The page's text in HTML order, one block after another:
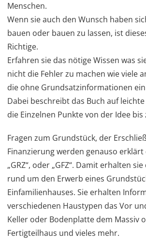
Menschen.
Wenn sie auch den Wunsch haben
bauen oder bauen zu lassen, ist
Richtige.
Erfahren sie das nötige Wissen was
nicht die Fehler zu machen wie viele
die ohne Grundsatzinformationen
Dabei beschreibt das Buch auf
die Einzelnen Punkte von der Idee
Fragen zum Grundstück, der
Finanzierung werden genauso erklärt
„GRZ“, oder „GFZ“. Damit erhalten
rund um den Erwerb eines
Einfamilienhauses. Sie erhalten
verschiedenen Haustypen das Vor
Keller oder Bodenplatte dem Massiv
Fertigteilhaus und vieles mehr.